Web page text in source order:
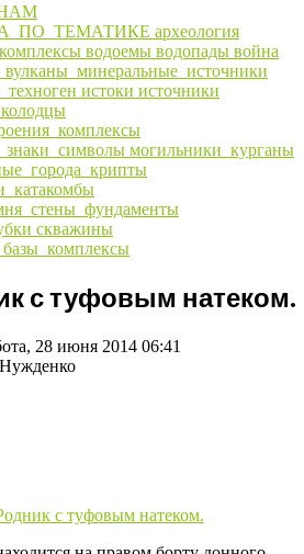
археология
водоемы водопады война
истоки источники
колодцы
могильники_курганы
скважины
с туфовым натеком.
28 июня 2014 06:41